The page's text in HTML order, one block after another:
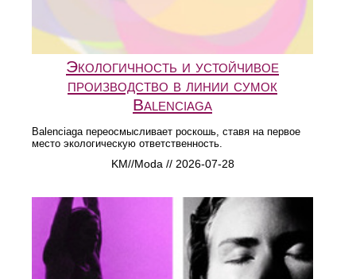
Экологичность и устойчивое
производство в линии сумок
Balenciaga
Balenciaga переосмысливает роскошь, ставя на первое
место экологическую ответственность.
KM//Moda // 2026-07-28